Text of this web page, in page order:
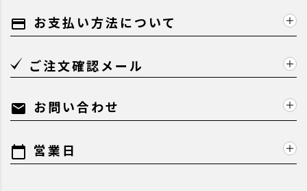
payment お支払い方法について
ご注文確認メール
mail お問い合わせ
calendar_today 営業日